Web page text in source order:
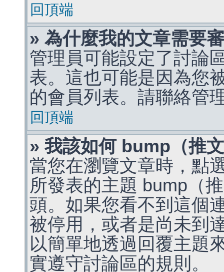
回頂端
» 為什麼我的文章需要
管理員可能設定了討論
表。這也可能是因為您
的會員列表。請聯絡管
回頂端
» 我該如何 bump（推
當您在瀏覽文章時，點
所發表的主題 bump（
頭。如果您看不到這個
被停用，或者是尚未到
以簡單地透過回覆主題
實遵守討論區的規則。